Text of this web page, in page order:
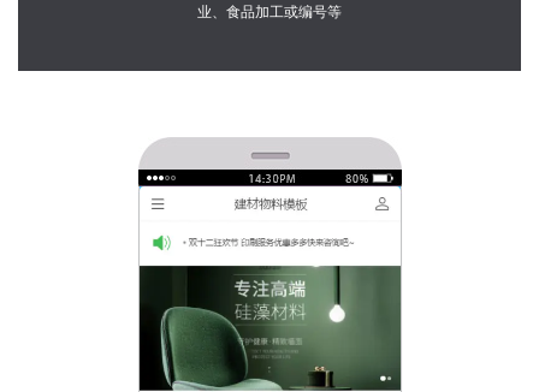
业、食品加工或编号等